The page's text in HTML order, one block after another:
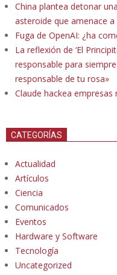
China plantea detonar
asteroide que amenace a
Fuga de OpenAI: ¿ha
La reflexión de ‘El
responsable para
responsable de tu rosa»
Claude hackea
CATEGORÍAS
Actualidad
Artículos
Ciencia
Comunicados
Eventos
Hardware y Software
Tecnología
Uncategorized